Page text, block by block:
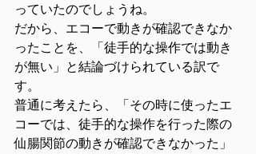
っていたのでしょうね。
だから、エコーで動きが確認できなか
ったことを、「徒手的な操作では動き
が無い」と結論づけられている訳で
す。
普通に考えたら、「その時に使ったエ
コーでは、徒手的な操作を行った際の
仙腸関節の動きが確認できなかった」